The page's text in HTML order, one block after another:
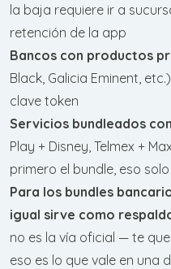
la baja requiere ir a
retención de la app
Bancos con productos
Black, Galicia Eminent,
clave token
Servicios bundleados
Play + Disney, Telmex +
primero el bundle, eso
Para los bundles
igual sirve como
no es la vía oficial — te
eso es lo que vale en una